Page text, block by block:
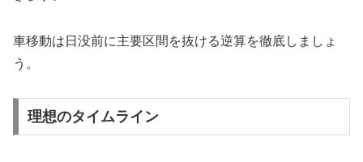
車移動は日没前に主要区間を抜ける逆算を徹底しましょ
う。
理想のタイムライン